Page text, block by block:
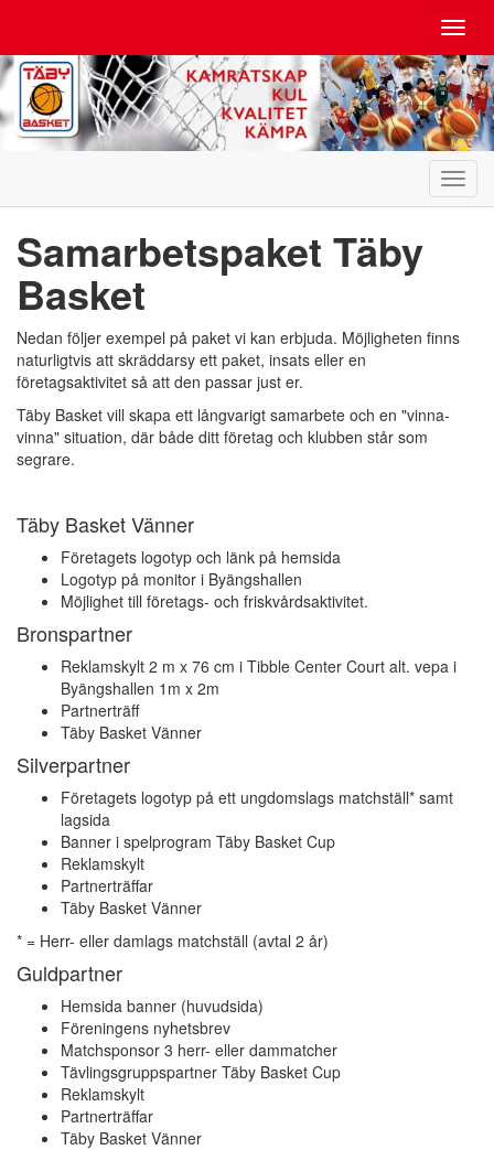
Samarbetspaket Täby
Basket
Nedan följer exempel på paket vi kan erbjuda. Möjligheten finns
naturligtvis att skräddarsy ett paket, insats eller en
företagsaktivitet så att den passar just er.
Täby Basket vill skapa ett långvarigt samarbete och en "vinna-
vinna" situation, där både ditt företag och klubben står som
segrare.
Täby Basket Vänner
Företagets logotyp och länk på hemsida
Logotyp på monitor i Byängshallen
Möjlighet till företags- och friskvårdsaktivitet.
Bronspartner
Reklamskylt 2 m x 76 cm i Tibble Center Court alt. vepa i
Byängshallen 1m x 2m
Partnerträff
Täby Basket Vänner
Silverpartner
Företagets logotyp på ett ungdomslags matchställ* samt
lagsida
Banner i spelprogram Täby Basket Cup
Reklamskylt
Partnerträffar
Täby Basket Vänner
* = Herr- eller damlags matchställ (avtal 2 år)
Guldpartner
Hemsida banner (huvudsida)
Föreningens nyhetsbrev
Matchsponsor 3 herr- eller dammatcher
Tävlingsgruppspartner Täby Basket Cup
Reklamskylt
Partnerträffar
Täby Basket Vänner